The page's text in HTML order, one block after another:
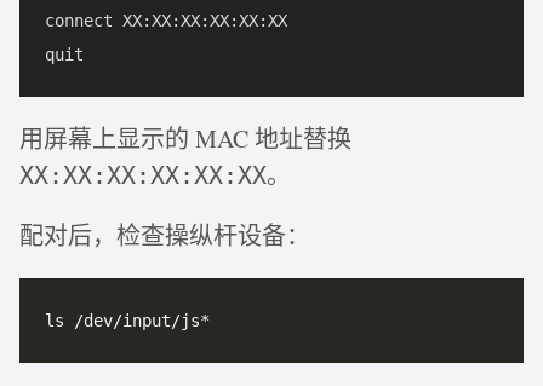
connect XX:XX:XX:XX:XX:XX
用屏幕上显示的 MAC 地址替换
XX:XX:XX:XX:XX:XX。
配对后，检查操纵杆设备：